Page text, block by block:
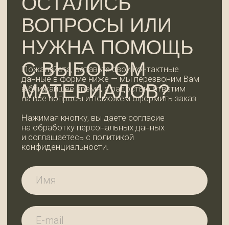
ОСТАВИТЬ ЗАЯВКУ
Всеволожский район, дер. Вартемяги,
ул. Заводская, д. 7
АДРЕС И РЕЖИМ
РАБОТЫ
КОНТАКТЫ
99dosok@mail.ru
+7 (921) 185-44-99
WhatsApp
ИП Пермякова Татьяна Ивановна
ИНН 780202344935